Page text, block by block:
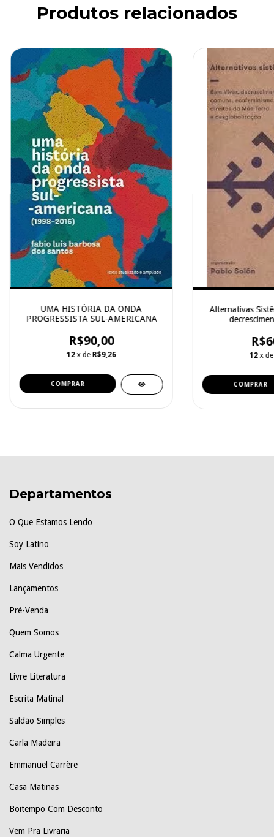
Produtos relacionados
UMA HISTÓRIA DA ONDA
PROGRESSISTA SUL-AMERICANA
R$90,00
12 x de R$9,26
Alternativas
12 x
Departamentos
O Que Estamos Lendo
Soy Latino
Mais Vendidos
Lançamentos
Pré-Venda
Quem Somos
Calma Urgente
Livre Literatura
Escrita Matinal
Saldão Simples
Carla Madeira
Emmanuel Carrère
Casa Matinas
Boitempo Com Desconto
Vem Pra Livraria